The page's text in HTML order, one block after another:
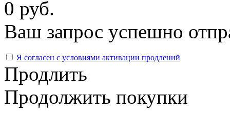
0 руб.
Ваш запрос успешно
Я согласен с условиями активации продлений
Продлить
Продолжить покупки